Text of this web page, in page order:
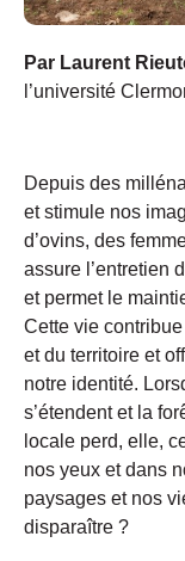
Par Laurent
l’université
Depuis des
et stimule nos
d’ovins, des
assure l’entretien
et permet le
Cette vie
et du territoire et
notre identité.
s’étendent et la
locale perd, elle,
nos yeux et dans
paysages et nos
disparaître ?